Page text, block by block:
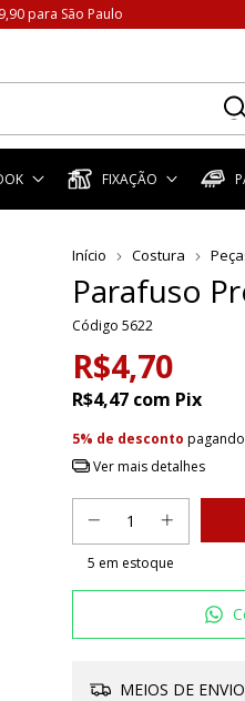
para São Paulo
FIXAÇÃO
Início Costura
Parafuso
Código 5622
R$4,70
R$4,47 com Pix
5% de desconto
Ver mais detalhes
5 em estoque
MEIOS DE ENVIO